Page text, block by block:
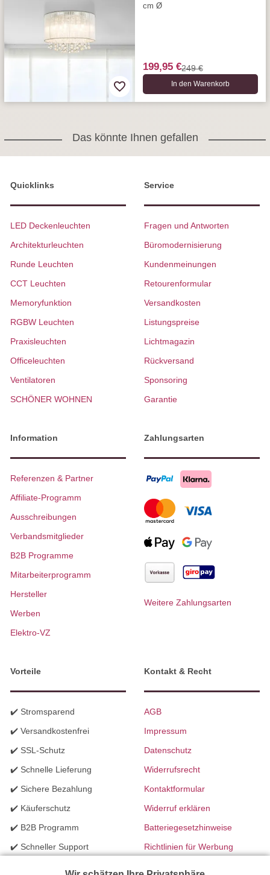
cm Ø
199,95 €249 €
In den Warenkorb
Das könnte Ihnen gefallen
Quicklinks
LED Deckenleuchten
Architekturleuchten
Runde Leuchten
CCT Leuchten
Memoryfunktion
RGBW Leuchten
Praxisleuchten
Officeleuchten
Ventilatoren
SCHÖNER WOHNEN
Service
Fragen und Antworten
Büromodernisierung
Kundenmeinungen
Retourenformular
Versandkosten
Listungspreise
Lichtmagazin
Rückversand
Sponsoring
Garantie
Information
Referenzen & Partner
Affiliate-Programm
Ausschreibungen
Verbandsmitglieder
B2B Programme
Mitarbeiterprogramm
Hersteller
Werben
Elektro-VZ
Zahlungsarten
Weitere Zahlungsarten
Vorteile
✔️ Stromsparend
✔️ Versandkostenfrei
✔️ SSL-Schutz
✔️ Schnelle Lieferung
✔️ Sichere Bezahlung
✔️ Käuferschutz
✔️ B2B Programm
✔️ Schneller Support
Kontakt & Recht
AGB
Impressum
Datenschutz
Widerrufsrecht
Kontaktformular
Widerruf erklären
Batteriegesetzhinweise
Richtlinien für Werbung